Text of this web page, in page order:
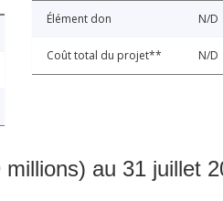
Élément don N/D
Coût total du projet** N/D
au 31 juillet